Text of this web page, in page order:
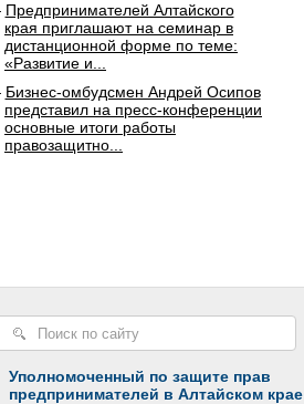
Предпринимателей Алтайского
края приглашают на семинар в
дистанционной форме по теме:
«Развитие и...
Бизнес-омбудсмен Андрей Осипов
представил на пресс-конференции
основные итоги работы
правозащитно...
Уполномоченный по защите прав
предпринимателей в Алтайском крае